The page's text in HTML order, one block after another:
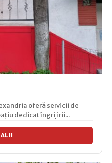
oferă servicii de
dedicat îngrijirii...